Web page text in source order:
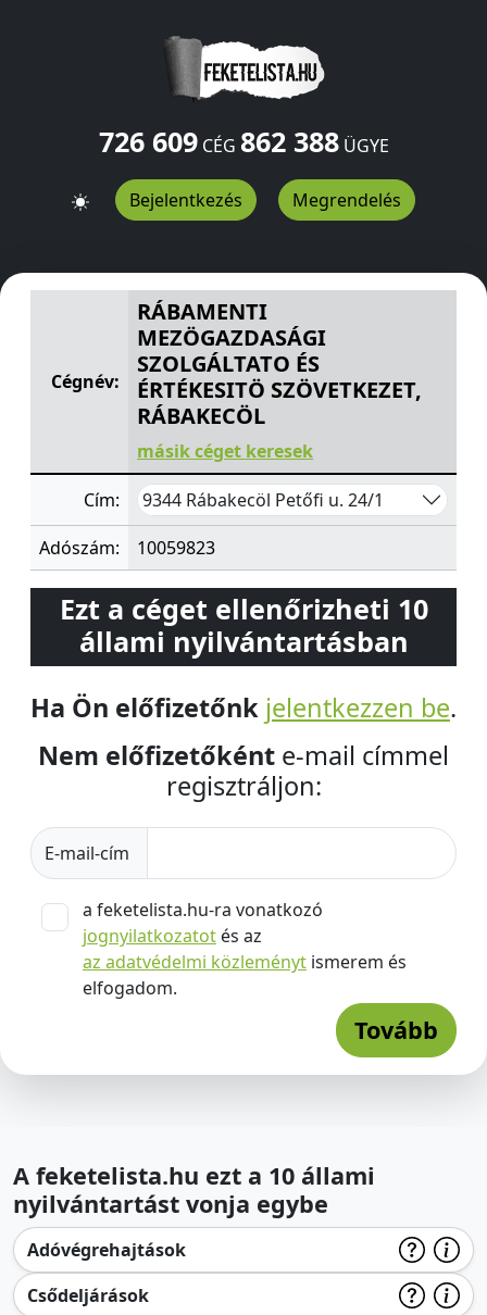
726 609CÉG 862 388ÜGYE
Bejelentkezés Megrendelés
RÁBAMENTI MEZÖGAZDASÁGI SZOLGÁLTATO ÉS
Cégnév:
RÁBAMENTI
MEZÖGAZDASÁGI
SZOLGÁLTATO ÉS
ÉRTÉKESITÖ SZÖVETKEZET,
RÁBAKECÖL
másik céget keresek
Cím: 9344 Rábakecöl Petőfi u. 24/1
Adószám: 10059823
Ezt a céget ellenőrizheti 10
állami nyilvántartásban
Ha Ön előfizetőnk jelentkezzen be.
Nem előfizetőként e-mail címmel
regisztráljon:
E-mail-cím
a feketelista.hu-ra vonatkozó
jognyilatkozatot és az
az adatvédelmi közleményt ismerem és
elfogadom.
Tovább
A feketelista.hu ezt a 10 állami
nyilvántartást vonja egybe
Adóvégrehajtások
Csődeljárások